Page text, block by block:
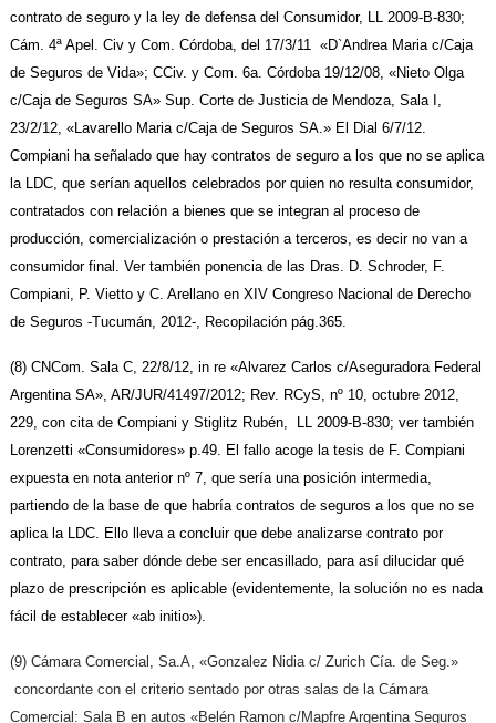
contrato de seguro y la ley de defensa del Consumidor, LL 2009-B-830;
Cám. 4ª Apel. Civ y Com. Córdoba, del 17/3/11 «D`Andrea Maria c/Caja
de Seguros de Vida»; CCiv. y Com. 6a. Córdoba 19/12/08, «Nieto Olga
c/Caja de Seguros SA» Sup.Corte de Justicia de Mendoza, Sala I,
23/2/12, «Lavarello Maria c/Caja de Seguros SA.» El Dial 6/7/12.
Compiani ha señalado que hay contratos de seguro a los que no se aplica
la LDC, que serían aquellos celebrados por quien no resulta consumidor,
contratados con relación a bienes que se integran al proceso de
producción, comercialización o prestación a terceros, es decir no van a
consumidor final. Ver también ponencia de las Dras. D. Schroder, F.
Compiani, P. Vietto y C. Arellano en XIV Congreso Nacional de Derecho
de Seguros -Tucumán, 2012-, Recopilación pág.365.
(8) CNCom. Sala C, 22/8/12, in re «Alvarez Carlos c/Aseguradora Federal
Argentina SA», AR/JUR/41497/2012; Rev. RCyS, nº 10, octubre 2012,
229, con cita de Compiani y Stiglitz Rubén, LL 2009-B-830; ver también
Lorenzetti «Consumidores» p.49. El fallo acoge la tesis de F. Compiani
expuesta en nota anterior nº 7, que sería una posición intermedia,
partiendo de la base de que habría contratos de seguros a los que no se
aplica la LDC. Ello lleva a concluir que debe analizarse contrato por
contrato, para saber dónde debe ser encasillado, para así dilucidar qué
plazo de prescripción es aplicable (evidentemente, la solución no es nada
fácil de establecer «ab initio»).
(9) Cámara Comercial, Sa.A, «Gonzalez Nidia c/ Zurich Cía. de Seg.»
concordante con el criterio sentado por otras salas de la Cámara
Comercial: Sala B en autos «Belén Ramon c/Mapfre Argentina Seguros